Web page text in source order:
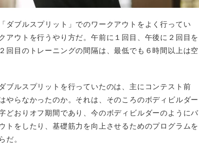
ダブルスプリット」でのワークアウトをよく行ってい
アウトを行うやり方だ。午前に１回目、午後に２回目を
回目のトレーニングの間隔は、最低でも６時間以上は空
ブルスプリットを行っていたのは、主にコンテスト前
やらなかったのか。それは、そのころのボディビルダー
どおりオフ期間であり、今のボディビルダーのようにバ
トをしたり、基礎筋力を向上させるためのプログラムを
だ。